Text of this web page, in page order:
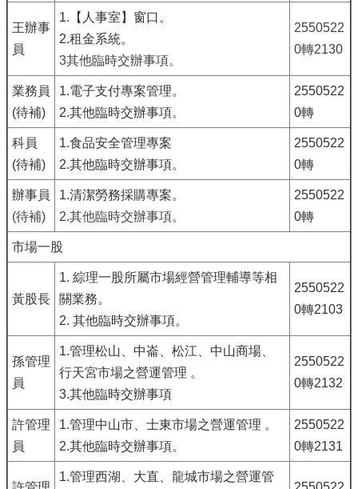
王辦事
員
1.【人事室】窗口。
2.租金系統。
3其他臨時交辦事項。
2550522
0轉2130
業務員
(待補)
1.電子支付專案管理。
2.其他臨時交辦事項。
2550522
0轉
科員
(待補)
1.食品安全管理專案
2.其他臨時交辦事項。
2550522
0轉
辦事員
(待補)
1.清潔勞務採購專案。
2.其他臨時交辦事項。
2550522
0轉
市場一股
黃股長
1. 綜理一股所屬市場經營管理輔導等相
關業務。
2. 其他臨時交辦事項。
2550522
0轉2103
孫管理
員
1.管理松山、中崙、松江、中山商場、
行天宮市場之營運管理 。
3.其他臨時交辦事項
2550522
0轉2132
許管理
員
1.管理中山市、士東市場之營運管理 。
2.其他臨時交辦事項。
2550522
0轉2131
1.管理西湖、大直、龍城市場之營運管